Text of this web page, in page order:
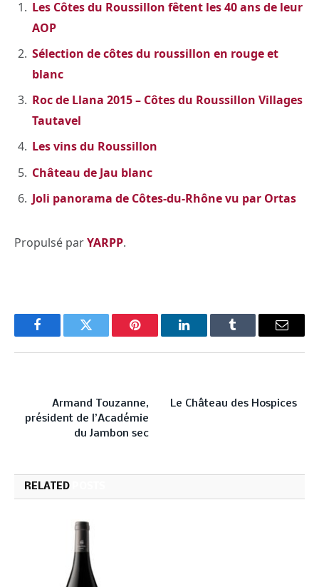
Les Côtes du Roussillon fêtent les 40 ans de leur
AOP
Sélection de côtes du roussillon en rouge et
blanc
Roc de Llana 2015 – Côtes du Roussillon Villages
Tautavel
Les vins du Roussillon
Château de Jau blanc
Joli panorama de Côtes-du-Rhône vu par Ortas
Propulsé parYARPP.
FacebookTwitter Pinterest LinkedInTumblr Email
Armand Touzanne,
président de l’Académie
du Jambon sec
Le Château des Hospices
RELATED